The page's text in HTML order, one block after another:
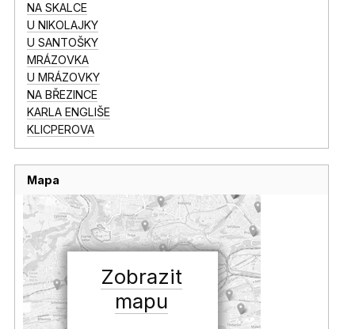
NA SKALCE
U NIKOLAJKY
U SANTOŠKY
MRÁZOVKA
U MRÁZOVKY
NA BŘEZINCE
KARLA ENGLIŠE
KLICPEROVA
Mapa
Zobrazit
mapu